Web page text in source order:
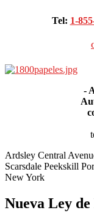
Tel: 1-
-
Ardsley Central
Scarsdale Peekskill
New York
Nueva Ley